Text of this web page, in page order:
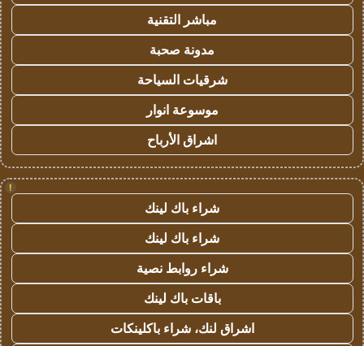
مباشر التقنية
مدونة صحبة
شرقيات السياحة
موسوعة انوار
اشراق الأرباح
!
شراء باك لينك
شراء باك لينك
شراء روابط نصية
باقات باك لينك
اشراق لنك، شراء باكلينكات